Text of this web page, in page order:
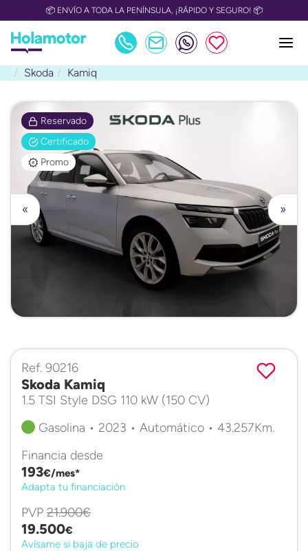
📦 ENVÍO A TODA LA PENÍNSULA, ¡RÁPIDO Y SEGURO! 📦
Skoda Kamiq
Reservado
Certificado
Promo
»
«
Ref. 90216
Skoda Kamiq
1.5 TSI Style DSG 110 kW (150 CV)
Gasolina • 2023 • Automático • 43.257Km.
Financia desde
193€/mes*
Adapta tu financiación
PVP 21.900€
19.500€
Avísame si baja de precio